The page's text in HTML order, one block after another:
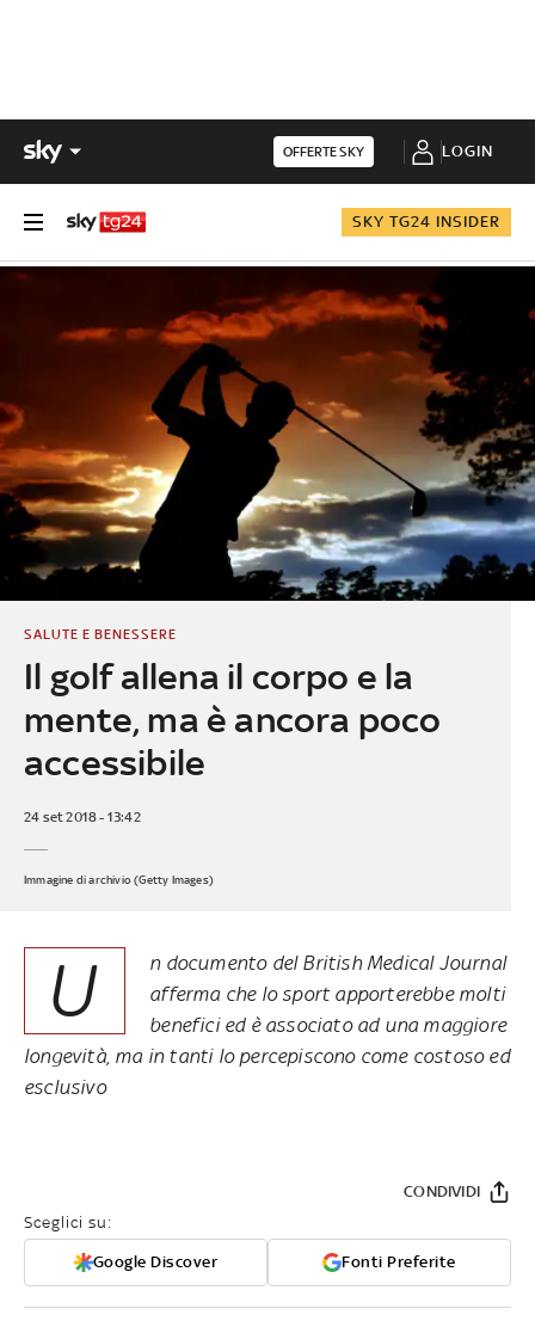
OFFERTE SKY LOGIN
SKY TG24 INSIDER
Il golf allena il corpo e la
mente, ma è ancora poco
accessibile
SALUTE E BENESSERE
24 set 2018 - 13:42
Immagine di archivio (Getty Images)
U
n documento del British Medical Journal
afferma che lo sport apporterebbe molti
benefici ed è associato ad una maggiore
longevità, ma in tanti lo percepiscono come costoso ed
esclusivo
Sceglici su:
Google Discover Fonti Preferite
CONDIVIDI